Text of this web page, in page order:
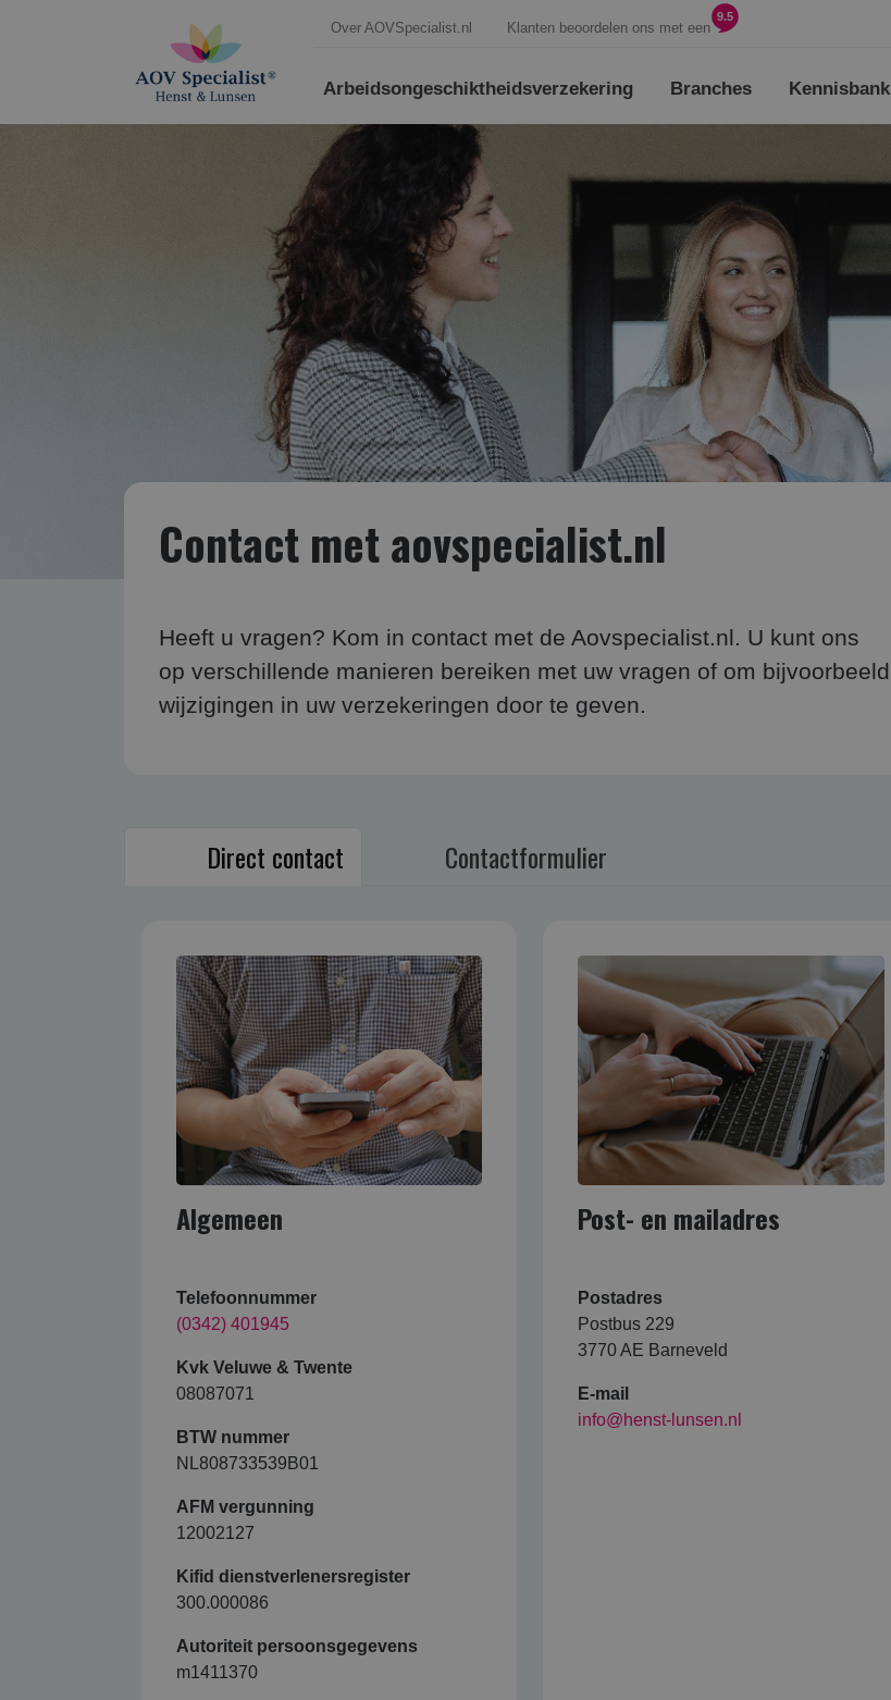
Over AOVSpecialist.nl Klanten beoordelen ons met een
9.5
Arbeidsongeschikt­heids­verzekering Branches Kennisbank
Contact met aovspecialist.nl
Heeft u vragen? Kom in contact met de Aovspecialist.nl. U kunt ons
op verschillende manieren bereiken met uw vragen of om bijvoorbeeld
wijzigingen in uw verzekeringen door te geven.
Direct contact Contactformulier
Algemeen
Telefoonnummer
(0342) 401945
Kvk Veluwe & Twente
08087071
BTW nummer
NL808733539B01
AFM vergunning
12002127
Kifid dienstverlenersregister
300.000086
Autoriteit persoonsgegevens
m1411370
Post- en mailadres
Postadres
Postbus 229
3770 AE Barneveld
E-mail
info@henst-lunsen.nl